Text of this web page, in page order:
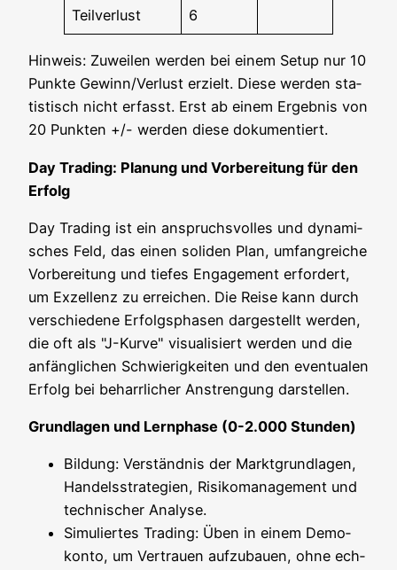
Teil­ver­lust 6
Hin­weis: Zuwei­len wer­den bei einem Set­up nur 10
Punk­te Gewinn/Verlust erzielt. Die­se wer­den sta­
tis­tisch nicht erfasst. Erst ab einem Ergeb­nis von
20 Punk­ten +/- wer­den die­se dokumentiert.
Day Tra­ding: Pla­nung und Vor­be­rei­tung für den
Erfolg
Day Tra­ding ist ein anspruchs­vol­les und dyna­mi­
sches Feld, das einen soli­den Plan, umfang­rei­che
Vor­be­rei­tung und tie­fes Enga­ge­ment erfor­dert,
um Exzel­lenz zu errei­chen. Die Rei­se kann durch
ver­schie­de­ne Erfolgs­pha­sen dar­ge­stellt wer­den,
die oft als "J-Kur­ve" visua­li­siert wer­den und die
anfäng­li­chen Schwie­rig­kei­ten und den even­tua­len
Erfolg bei beharr­li­cher Anstren­gung darstellen.
Grund­la­gen und Lern­pha­se (0-2.000 Stunden)
Bil­dung: Ver­ständ­nis der Markt­grund­la­gen,
Han­dels­stra­te­gien, Risi­ko­ma­nage­ment und
tech­ni­scher Analyse.
Simu­lier­tes Tra­ding: Üben in einem Demo­
kon­to, um Ver­trau­en auf­zu­bau­en, ohne ech­